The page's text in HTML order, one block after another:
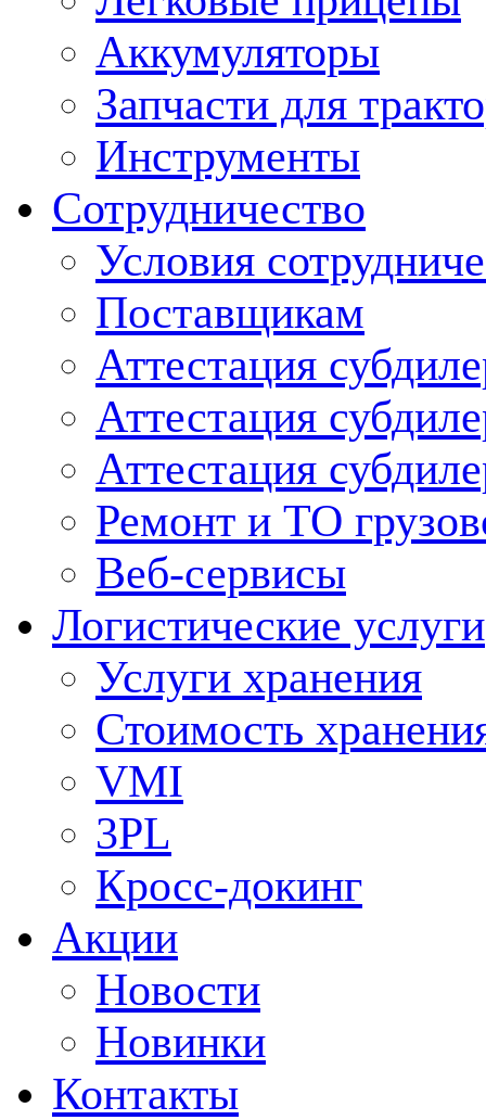
Аккумуляторы
Запчасти для
Инструменты
Сотрудничество
Условия
Поставщикам
Аттестация
Аттестация
Аттестация
Ремонт и ТО
Веб-сервисы
Логистические услуги
Услуги хранения
Стоимость
VMI
3PL
Кросс-докинг
Акции
Новости
Новинки
Контакты